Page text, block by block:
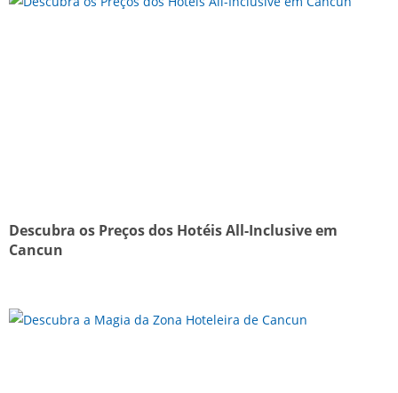
Descubra os Preços dos Hotéis All-Inclusive em
Cancun